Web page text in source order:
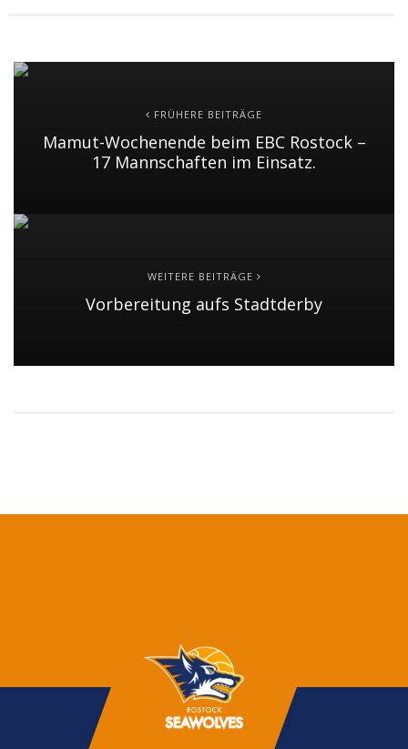
FRÜHERE BEITRÄGE
Mamut-Wochenende beim EBC Rostock –
17 Mannschaften im Einsatz.
WEITERE BEITRÄGE
Vorbereitung aufs Stadtderby